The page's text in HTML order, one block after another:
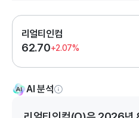
리얼티인컴
62.70+2.07%
AI 분석